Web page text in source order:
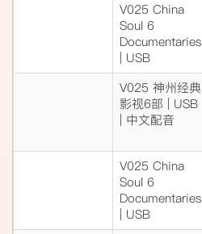
V025 China
Soul 6
Documentaries
| USB
V025 神州经典
影视6部 | USB
| 中文配音
V025 China
Soul 6
Documentaries
| USB